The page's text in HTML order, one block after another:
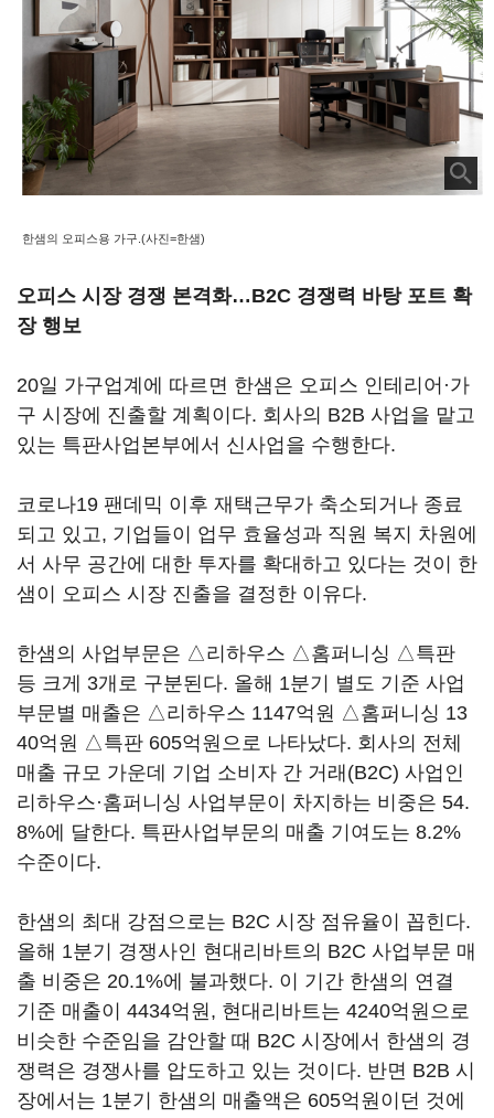
한샘의 오피스용 가구.(사진=한샘)
오피스 시장 경쟁 본격화…B2C 경쟁력 바탕 포트 확
장 행보
20일 가구업계에 따르면 한샘은 오피스 인테리어·가
구 시장에 진출할 계획이다. 회사의 B2B 사업을 맡고
있는 특판사업본부에서 신사업을 수행한다.
코로나19 팬데믹 이후 재택근무가 축소되거나 종료
되고 있고, 기업들이 업무 효율성과 직원 복지 차원에
서 사무 공간에 대한 투자를 확대하고 있다는 것이 한
샘이 오피스 시장 진출을 결정한 이유다.
한샘의 사업부문은 △리하우스 △홈퍼니싱 △특판
등 크게 3개로 구분된다. 올해 1분기 별도 기준 사업
부문별 매출은 △리하우스 1147억원 △홈퍼니싱 13
40억원 △특판 605억원으로 나타났다. 회사의 전체
매출 규모 가운데 기업 소비자 간 거래(B2C) 사업인
리하우스·홈퍼니싱 사업부문이 차지하는 비중은 54.
8%에 달한다. 특판사업부문의 매출 기여도는 8.2%
수준이다.
한샘의 최대 강점으로는 B2C 시장 점유율이 꼽힌다.
올해 1분기 경쟁사인 현대리바트의 B2C 사업부문 매
출 비중은 20.1%에 불과했다. 이 기간 한샘의 연결
기준 매출이 4434억원, 현대리바트는 4240억원으로
비슷한 수준임을 감안할 때 B2C 시장에서 한샘의 경
쟁력은 경쟁사를 압도하고 있는 것이다. 반면 B2B 시
장에서는 1분기 한샘의 매출액은 605억원이던 것에